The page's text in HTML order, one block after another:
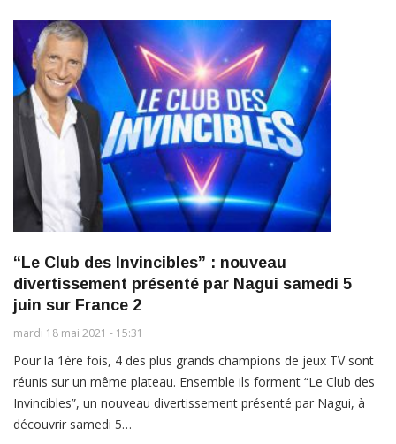
“Le Club des Invincibles” : nouveau
divertissement présenté par Nagui samedi 5
juin sur France 2
mardi 18 mai 2021 - 15:31
Pour la 1ère fois, 4 des plus grands champions de jeux TV sont
réunis sur un même plateau. Ensemble ils forment “Le Club des
Invincibles”, un nouveau divertissement présenté par Nagui, à
découvrir samedi 5…